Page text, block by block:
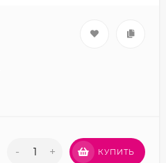
- + КУПИТЬ